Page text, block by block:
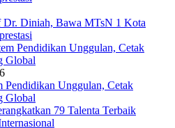
Diniah, Bawa MTsN 1 Kota
Pendidikan Unggulan, Cetak
Global